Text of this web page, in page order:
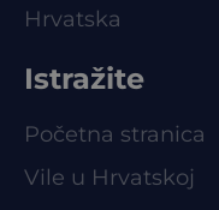
Hrvatska
Istražite
Početna stranica
Vile u Hrvatskoj